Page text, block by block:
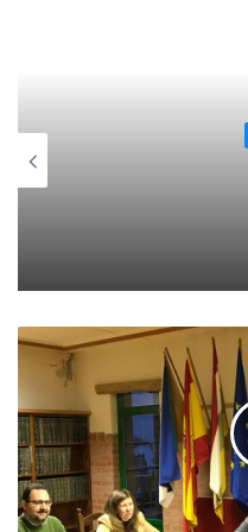
El vino de Rioja se
Su comercio tuvo que
estado de los caminos,
estar bien conectado con
Castilla con Vitoria y los
sus mercados principales
vino de La Rioja castellana
Rioja alavesa y el navarro.